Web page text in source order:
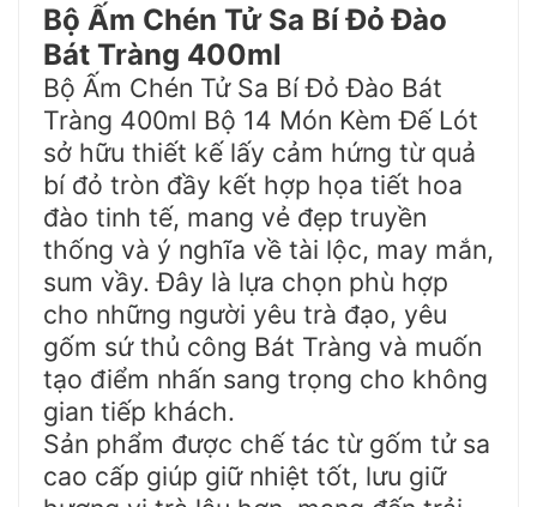
Bộ Ấm Chén Tử Sa Bí Đỏ Đào
Bát Tràng 400ml
Bộ Ấm Chén Tử Sa Bí Đỏ Đào Bát
Tràng 400ml Bộ 14 Món Kèm Đế Lót
sở hữu thiết kế lấy cảm hứng từ quả
bí đỏ tròn đầy kết hợp họa tiết hoa
đào tinh tế, mang vẻ đẹp truyền
thống và ý nghĩa về tài lộc, may mắn,
sum vầy. Đây là lựa chọn phù hợp
cho những người yêu trà đạo, yêu
gốm sứ thủ công Bát Tràng và muốn
tạo điểm nhấn sang trọng cho không
gian tiếp khách.
Sản phẩm được chế tác từ gốm tử sa
cao cấp giúp giữ nhiệt tốt, lưu giữ